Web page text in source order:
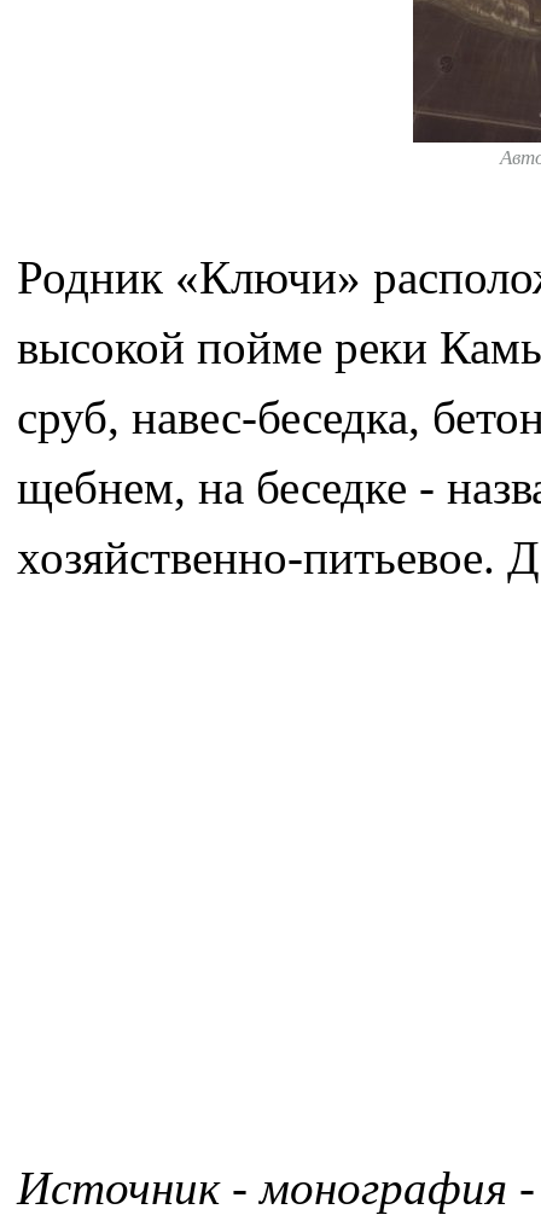
Родник «Ключи»
высокой пойме реки
сруб, навес-беседка,
щебнем, на беседке -
хозяйственно-питьевое.
Источник - монография -